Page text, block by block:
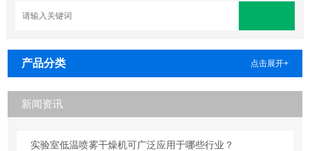
产品分类 点击展开+
新闻资讯
实验室低温喷雾干燥机可广泛应用于哪些行业？